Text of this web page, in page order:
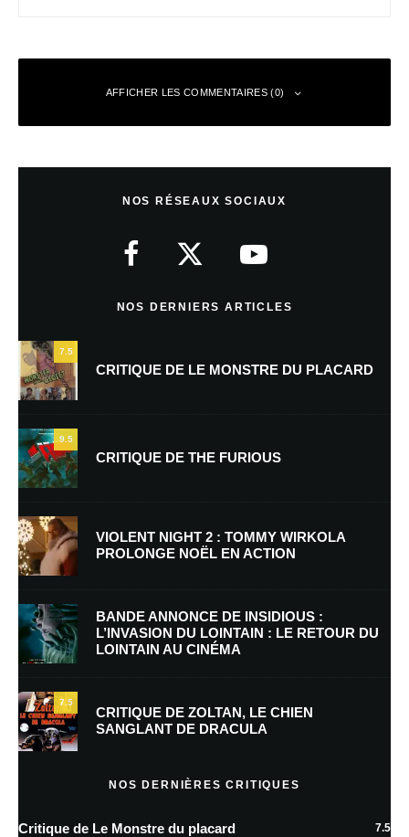
AFFICHER LES COMMENTAIRES (0)
Nom*
E-mail *
Enregistrer mon nom, mon e-mail et mon site dans le navigateur pour
mon prochain commentaire.
Prévenez-moi de tous les nouveaux commentaires par e-mail.
Prévenez-moi de tous les nouveaux articles par e-mail.
NOS RÉSEAUX SOCIAUX
NOS DERNIERS ARTICLES
7.5
CRITIQUE DE LE MONSTRE DU PLACARD
9.5
CRITIQUE DE THE FURIOUS
VIOLENT NIGHT 2 : TOMMY WIRKOLA
PROLONGE NOËL EN ACTION
BANDE ANNONCE DE INSIDIOUS :
L’INVASION DU LOINTAIN : LE RETOUR DU
LOINTAIN AU CINÉMA
7.5
CRITIQUE DE ZOLTAN, LE CHIEN
SANGLANT DE DRACULA
NOS DERNIÈRES CRITIQUES
Critique de Le Monstre du placard 7.5